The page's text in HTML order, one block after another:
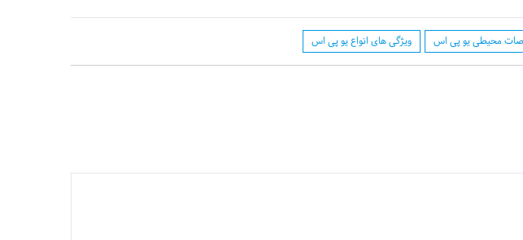
محیطی یو پی اس ویژگی های انواع یو پی اس